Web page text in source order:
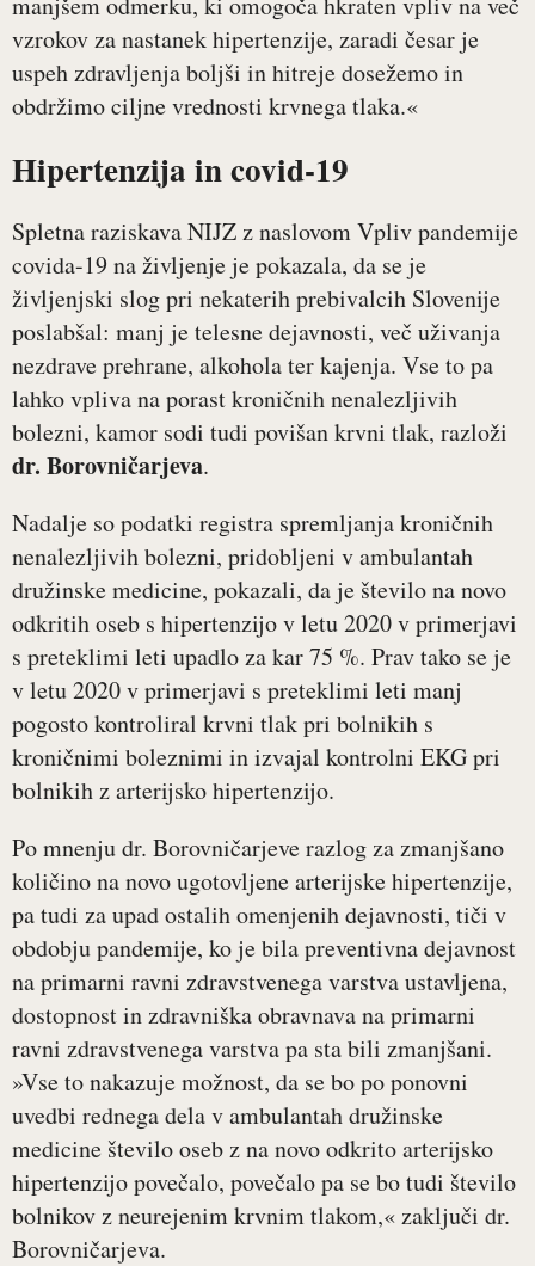
vzrokov za nastanek hipertenzije, zaradi česar je
uspeh zdravljenja boljši in hitreje dosežemo in
obdržimo ciljne vrednosti krvnega tlaka.«
Hipertenzija in covid-19
Spletna raziskava NIJZ z naslovom Vpliv pandemije
covida-19 na življenje je pokazala, da se je
življenjski slog pri nekaterih prebivalcih Slovenije
poslabšal: manj je telesne dejavnosti, več uživanja
nezdrave prehrane, alkohola ter kajenja. Vse to pa
lahko vpliva na porast kroničnih nenalezljivih
bolezni, kamor sodi tudi povišan krvni tlak, razloži
dr. Borovničarjeva.
Nadalje so podatki registra spremljanja kroničnih
nenalezljivih bolezni, pridobljeni v ambulantah
družinske medicine, pokazali, da je število na novo
odkritih oseb s hipertenzijo v letu 2020 v primerjavi
s preteklimi leti upadlo za kar 75 %. Prav tako se je
v letu 2020 v primerjavi s preteklimi leti manj
pogosto kontroliral krvni tlak pri bolnikih s
kroničnimi boleznimi in izvajal kontrolni EKG pri
bolnikih z arterijsko hipertenzijo.
Po mnenju dr. Borovničarjeve razlog za zmanjšano
količino na novo ugotovljene arterijske hipertenzije,
pa tudi za upad ostalih omenjenih dejavnosti, tiči v
obdobju pandemije, ko je bila preventivna dejavnost
na primarni ravni zdravstvenega varstva ustavljena,
dostopnost in zdravniška obravnava na primarni
ravni zdravstvenega varstva pa sta bili zmanjšani.
»Vse to nakazuje možnost, da se bo po ponovni
uvedbi rednega dela v ambulantah družinske
medicine število oseb z na novo odkrito arterijsko
hipertenzijo povečalo, povečalo pa se bo tudi število
bolnikov z neurejenim krvnim tlakom,« zaključi dr.
Borovničarjeva.